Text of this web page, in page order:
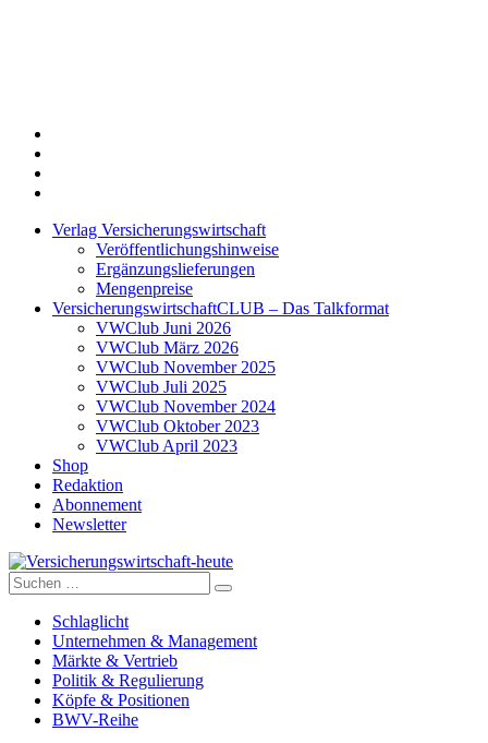
Verlag Versicherungswirtschaft
Veröffentlichungshinweise
Ergänzungslieferungen
Mengenpreise
VersicherungswirtschaftCLUB – Das Talkformat
VWClub Juni 2026
VWClub März 2026
VWClub November 2025
VWClub Juli 2025
VWClub November 2024
VWClub Oktober 2023
VWClub April 2023
Shop
Redaktion
Abonnement
Newsletter
Versicherungswirtschaft-heute
Suche
nach:
Schlaglicht
Unternehmen & Management
Märkte & Vertrieb
Politik & Regulierung
Köpfe & Positionen
BWV-Reihe